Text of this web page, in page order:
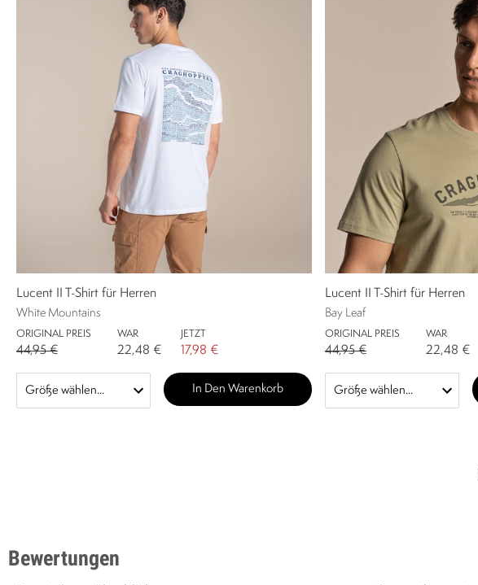
Lucent II T-Shirt für Herren
White Mountains
ORIGINAL PREIS
44,95 €
WAR
22,48 €
JETZT
17,98 €
In Den Warenkorb
Lucent II T-Shirt für Herren
Bay Leaf
ORIGINAL PREIS
44,95 €
WAR
22,48 €